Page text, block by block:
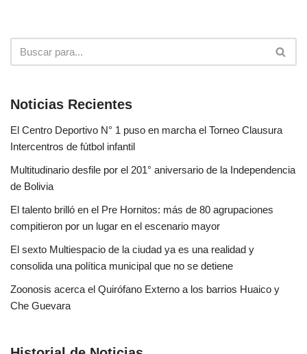
Noticias Recientes
El Centro Deportivo N° 1 puso en marcha el Torneo Clausura
Intercentros de fútbol infantil
Multitudinario desfile por el 201° aniversario de la Independencia
de Bolivia
El talento brilló en el Pre Hornitos: más de 80 agrupaciones
compitieron por un lugar en el escenario mayor
El sexto Multiespacio de la ciudad ya es una realidad y
consolida una política municipal que no se detiene
Zoonosis acerca el Quirófano Externo a los barrios Huaico y
Che Guevara